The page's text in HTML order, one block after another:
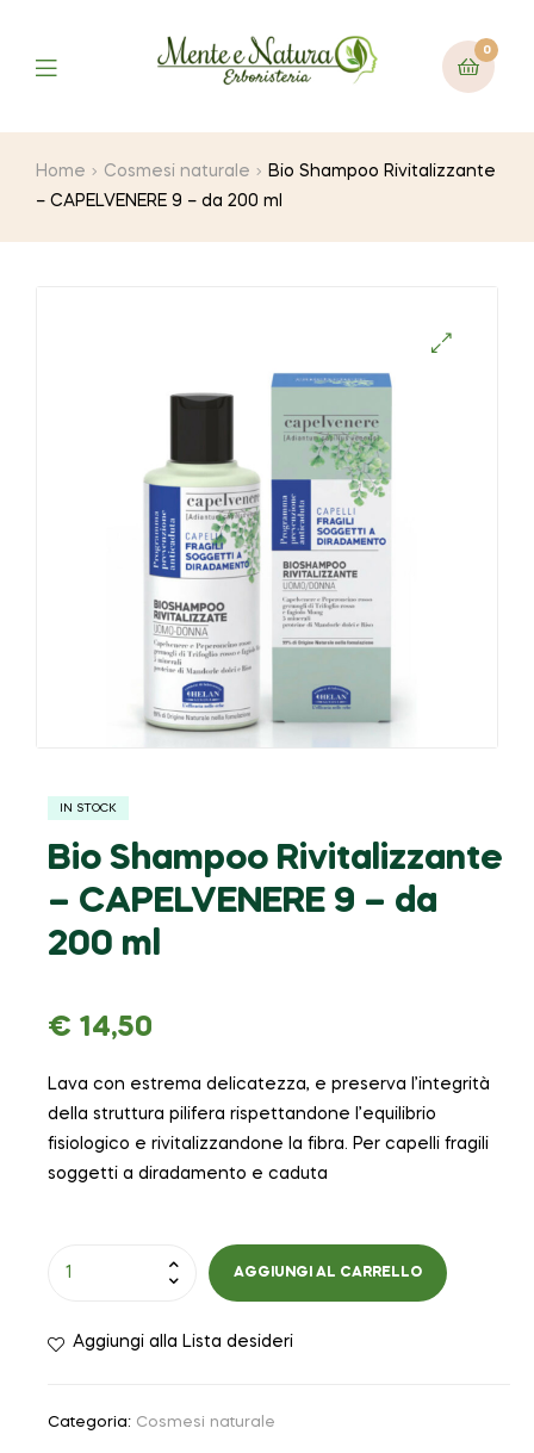
0
Home Cosmesi naturale
Bio Shampoo Rivitalizzante
– CAPELVENERE 9 – da 200 ml
IN STOCK
Bio Shampoo Rivitalizzante
– CAPELVENERE 9 – da
200 ml
€ 14,50
Lava con estrema delicatezza, e preserva l’integrità
della struttura pilifera rispettandone l’equilibrio
fisiologico e rivitalizzandone la fibra. Per capelli fragili
soggetti a diradamento e caduta
AGGIUNGI AL CARRELLO
Aggiungi alla Lista desideri
Categoria: Cosmesi naturale